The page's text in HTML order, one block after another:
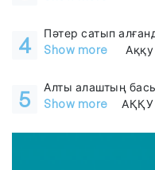
4
Пәтер сатып
Show more
5
Алты алаштың
Show more
АҚҚУ